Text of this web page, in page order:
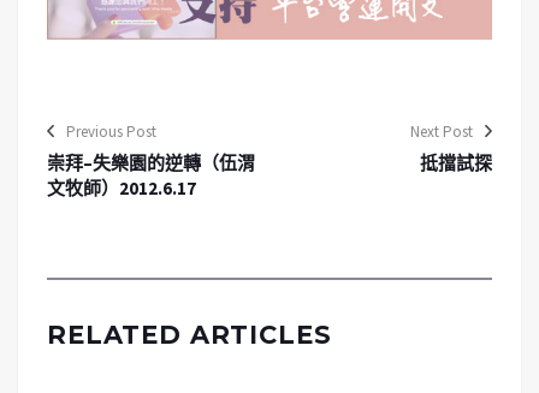
Previous Post
崇拜–失樂園的逆轉（伍渭
文牧師）2012.6.17
Next Post
抵擋試探
RELATED ARTICLES